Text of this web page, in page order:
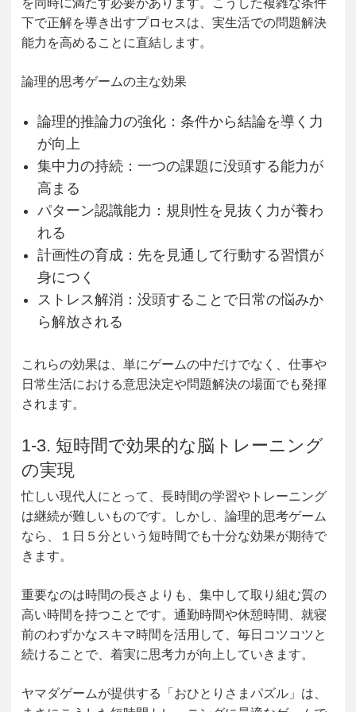
下で正解を導き出すプロセスは、実生活での問題解決
能力を高めることに直結します。
論理的思考ゲームの主な効果
論理的推論力の強化：条件から結論を導く力
が向上
集中力の持続：一つの課題に没頭する能力が
高まる
パターン認識能力：規則性を見抜く力が養わ
れる
計画性の育成：先を見通して行動する習慣が
身につく
ストレス解消：没頭することで日常の悩みか
ら解放される
これらの効果は、単にゲームの中だけでなく、仕事や
日常生活における意思決定や問題解決の場面でも発揮
されます。
1-3. 短時間で効果的な脳トレーニング
の実現
忙しい現代人にとって、長時間の学習やトレーニング
は継続が難しいものです。しかし、論理的思考ゲーム
なら、１日５分という短時間でも十分な効果が期待で
きます。
重要なのは時間の長さよりも、集中して取り組む質の
高い時間を持つことです。通勤時間や休憩時間、就寝
前のわずかなスキマ時間を活用して、毎日コツコツと
続けることで、着実に思考力が向上していきます。
ヤマダゲームが提供する「おひとりさまパズル」は、